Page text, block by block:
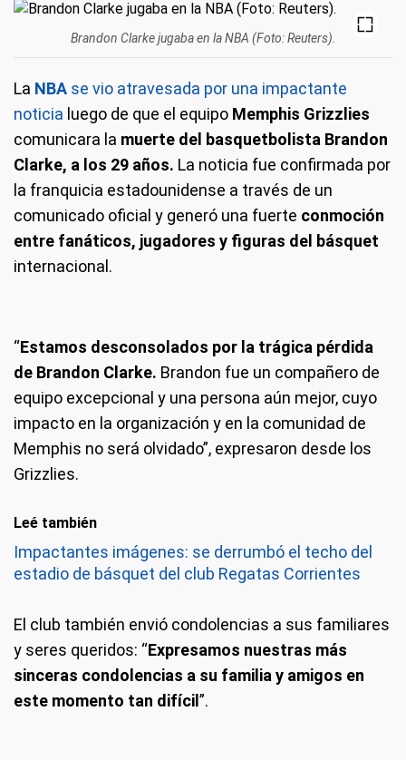
Brandon Clarke jugaba en la NBA (Foto: Reuters).
La NBA se vio atravesada por una impactante
noticia luego de que el equipo Memphis Grizzlies
comunicara la muerte del basquetbolista Brandon
Clarke, a los 29 años. La noticia fue confirmada por
la franquicia estadounidense a través de un
comunicado oficial y generó una fuerte conmoción
entre fanáticos, jugadores y figuras del básquet
internacional.
“Estamos desconsolados por la trágica pérdida
de Brandon Clarke. Brandon fue un compañero de
equipo excepcional y una persona aún mejor, cuyo
impacto en la organización y en la comunidad de
Memphis no será olvidado”, expresaron desde los
Grizzlies.
Leé también
Impactantes imágenes: se derrumbó el techo del
estadio de básquet del club Regatas Corrientes
El club también envió condolencias a sus familiares
y seres queridos: “Expresamos nuestras más
sinceras condolencias a su familia y amigos en
este momento tan difícil”.